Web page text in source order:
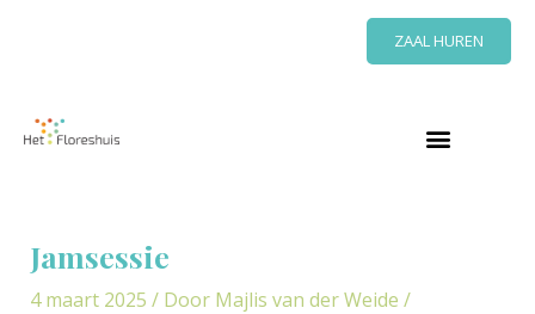
ZAAL HUREN
Jamsessie
4 maart 2025 / Door Majlis van der Weide /